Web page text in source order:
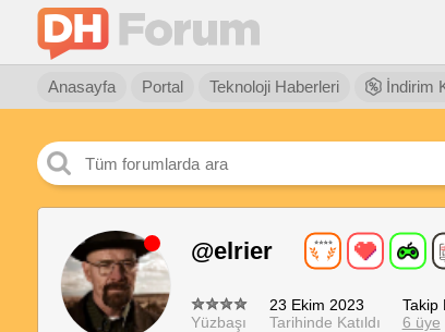
Anasayfa Portal Teknoloji Haberleri İndirim
@elrier
Yüzbaşı
23 Ekim 2023
Tarihinde Katıldı
Takip
6 üye